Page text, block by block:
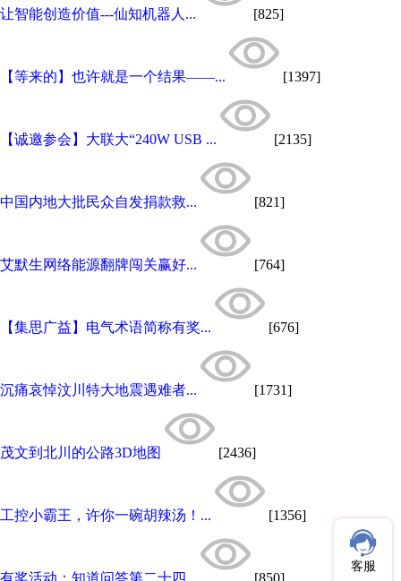
让智能创造价值---仙知机器人... [825]
【等来的】也许就是一个结果——... [1397]
【诚邀参会】大联大“240W USB ... [2135]
中国内地大批民众自发捐款救... [821]
艾默生网络能源翻牌闯关赢好... [764]
【集思广益】电气术语简称有奖... [676]
沉痛哀悼汶川特大地震遇难者... [1731]
茂文到北川的公路3D地图 [2436]
工控小霸王，许你一碗胡辣汤！... [1356]
​有奖活动：知道问答第二十四... [850]
客服